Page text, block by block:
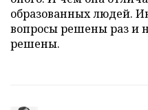
образованных людей.
вопросы решены раз и
решены.